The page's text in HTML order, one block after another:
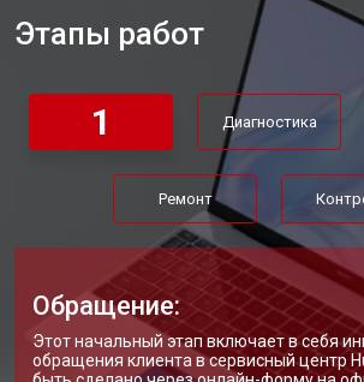
Замена материнской платы от
Замена жесткого диска HDD/SSD
Этапы работ
1 Диагностика
Ремонт
Обращение:
Этот начальный этап включает в себя
обращения клиента в сервисный центр